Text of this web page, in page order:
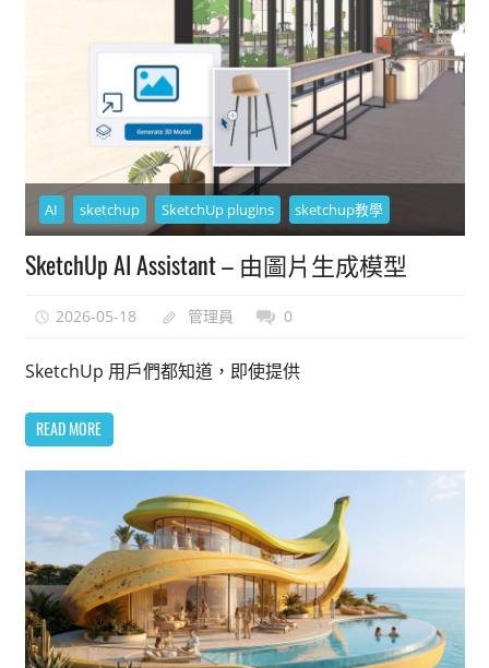
AI sketchup SketchUp plugins sketchup教學
SketchUp AI Assistant – 由圖片生成模型
2026-05-18 管理員 0
SketchUp 用戶們都知道，即使提供
READ MORE